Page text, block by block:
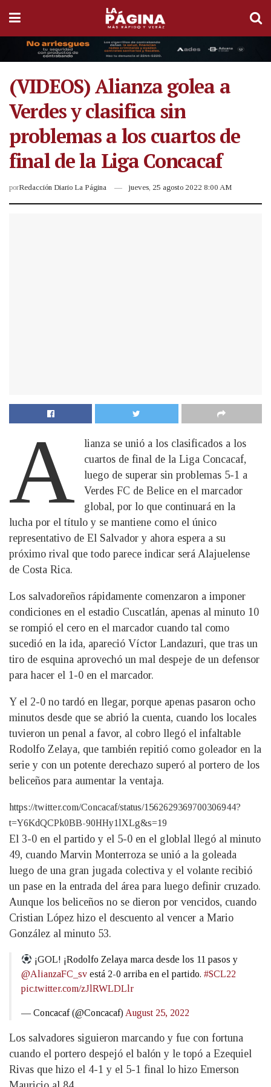
(VIDEOS) Alianza golea a
Verdes y clasifica sin
problemas a los cuartos de
final de la Liga Concacaf
porRedacción Diario La Página jueves, 25 agosto 2022 8:00 AM
A
lianza se unió a los clasificados a los
cuartos de final de la Liga Concacaf,
luego de superar sin problemas 5-1 a
Verdes FC de Belice en el marcador
global, por lo que continuará en la
lucha por el título y se mantiene como el único
representativo de El Salvador y ahora espera a su
próximo rival que todo parece indicar será Alajuelense
de Costa Rica.
Los salvadoreños rápidamente comenzaron a imponer
condiciones en el estadio Cuscatlán, apenas al minuto 10
se rompió el cero en el marcador cuando tal como
sucedió en la ida, apareció Víctor Landazuri, que tras un
tiro de esquina aprovechó un mal despeje de un defensor
para hacer el 1-0 en el marcador.
Y el 2-0 no tardó en llegar, porque apenas pasaron ocho
minutos desde que se abrió la cuenta, cuando los locales
tuvieron un penal a favor, al cobro llegó el infaltable
Rodolfo Zelaya, que también repitió como goleador en la
serie y con un potente derechazo superó al portero de los
beliceños para aumentar la ventaja.
https://twitter.com/Concacaf/status/1562629369700306944?
t=Y6KdQCPk0BB-90HHy1lXLg&s=19
El 3-0 en el partido y el 5-0 en el globlal llegó al minuto
49, cuando Marvin Monterroza se unió a la goleada
luego de una gran jugada colectiva y el volante recibió
un pase en la entrada del área para luego definir cruzado.
Aunque los beliceños no se dieron por vencidos, cuando
Cristian López hizo el descuento al vencer a Mario
González al minuto 53.
¡GOL! ¡Rodolfo Zelaya marca desde los 11 pasos y
@AlianzaFC_sv está 2-0 arriba en el partido. #SCL22
pic.twitter.com/zJlRWLDLlr
— Concacaf (@Concacaf) August 25, 2022
Los salvadores siguieron marcando y fue con fortuna
cuando el portero despejó el balón y le topó a Ezequiel
Rivas que hizo el 4-1 y el 5-1 final lo hizo Emerson